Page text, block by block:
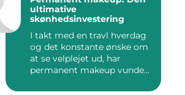
ultimative
skønhedsinvestering
I takt med en travl hverdag
og det konstante ønske om
at se velplejet ud, har
permanent makeup vunde...